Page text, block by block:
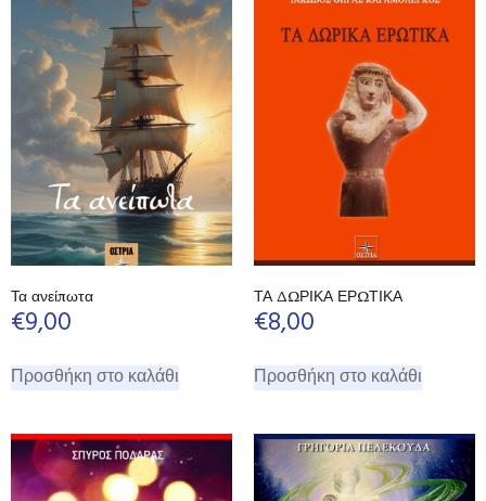
Τα ανείπωτα
€9,00
Προσθήκη στο καλάθι
ΤΑ ΔΩΡΙΚΑ ΕΡΩΤΙΚΑ
€8,00
Προσθήκη στο καλάθι